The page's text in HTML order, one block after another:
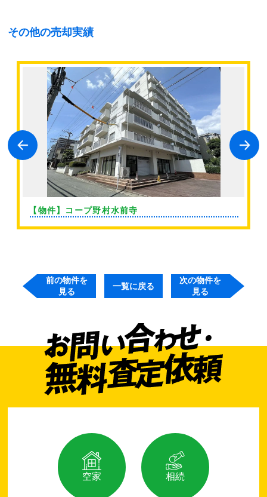
その他の売却実績
【物件】コープ野村水前寺
前の物件を
見る
一覧に戻る
次の物件を
見る
空家 相続